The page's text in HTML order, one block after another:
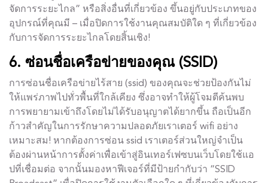
จัดการระยะไกล” หรือสิ่งอื่นที่เกี่ยวข้อง ขึ้นอยู่กับประเภทของ
อุปกรณ์ที่คุณมี – เมื่อปิดการใช้งานคุณสมบัติใด ๆ ที่เกี่ยวข้อง
กับการจัดการระยะไกลโดยสิ้นเชิง!
6. ซ่อนชื่อเครือข่ายของคุณ (SSID)
การซ่อนชื่อเครือข่ายไร้สาย (ssid) ของคุณจะช่วยป้องกันไม่
ให้แพร่ภาพไปทั่วพื้นที่ใกล้เคียง ซึ่งอาจทำให้ผู้โจมตีค้นพบ
การพยายามเข้าถึงโดยไม่ได้รับอนุญาตได้ยากขึ้น ถือเป็นอีก
ก้าวสำคัญในการรักษาความปลอดภัยเราเตอร์ wifi อย่าง
เหมาะสม! หากต้องการซ่อน ssid เราเตอร์ส่วนใหญ่จำเป็น
ต้องผ่านหน้าการตั้งค่าเพื่อเข้าสู่อินเทอร์เฟซบนเว็บโดยใช้แอ
ปที่เชื่อมต่อ จากนั้นมองหาฟีเจอร์ที่มีป้ายกำกับว่า “SSID